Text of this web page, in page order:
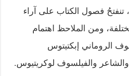
تنفتحُ فصول الكتاب على آراء
ومن الملاحظ اهتمام
الروماني إبكتيتوس
والفيلسوف لوكريتيوس.